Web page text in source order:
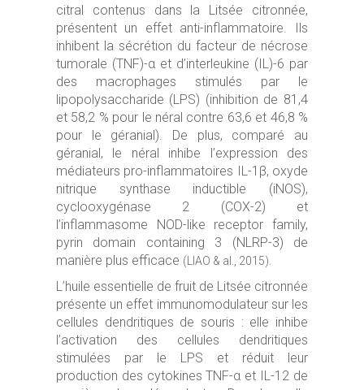
citral contenus dans la Litsée citronnée,
présentent un effet anti-inflammatoire. Ils
inhibent la sécrétion du facteur de nécrose
tumorale (TNF)-α et d’interleukine (IL)-6 par
des macrophages stimulés par le
lipopolysaccharide (LPS) (inhibition de 81,4
et 58,2 % pour le néral contre 63,6 et 46,8 %
pour le géranial). De plus, comparé au
géranial, le néral inhibe l’expression des
médiateurs pro-inflammatoires IL-1β, oxyde
nitrique synthase inductible (iNOS),
cyclooxygénase 2 (COX-2) et
l’inflammasome NOD-like receptor family,
pyrin domain containing 3 (NLRP-3) de
manière plus efficace (LIAO & al., 2015).
L’huile essentielle de fruit de Litsée citronnée
présente un effet immunomodulateur sur les
cellules dendritiques de souris : elle inhibe
l’activation des cellules dendritiques
stimulées par le LPS et réduit leur
production des cytokines TNF-α et IL-12 de